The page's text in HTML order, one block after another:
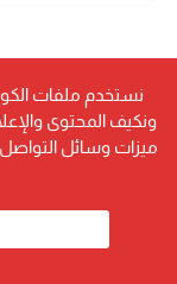
نستخدم ملفات
ونكيف المحتوى
ميزات وسائل التواصل